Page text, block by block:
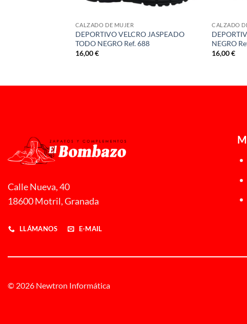
CALZADO DE MUJER
DEPORTIVO VELCRO JASPEADO
TODO NEGRO Ref. 688
16,00€
CALZADO
NEGRO
16,00€
Calle Nueva, 40
18600 Motril, Granada
LLÁMANOS E-MAIL
© 2026 Newtron Informática